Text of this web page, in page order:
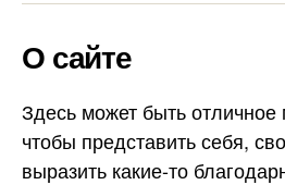
О сайте
Здесь может быть отличное
чтобы представить себя,
выразить какие-то